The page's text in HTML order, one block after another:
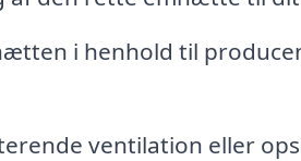
i henhold til
ventilation eller